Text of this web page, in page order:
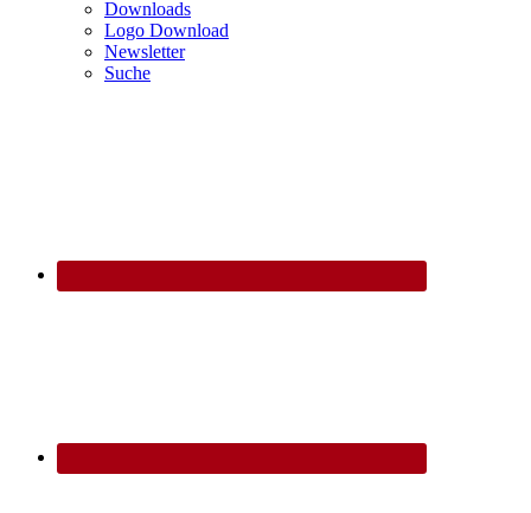
Downloads
Logo Download
Newsletter
Suche